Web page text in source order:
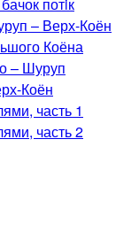
– Верх-Коён
Коёна
– Шуруп
Коён
часть 1
часть 2